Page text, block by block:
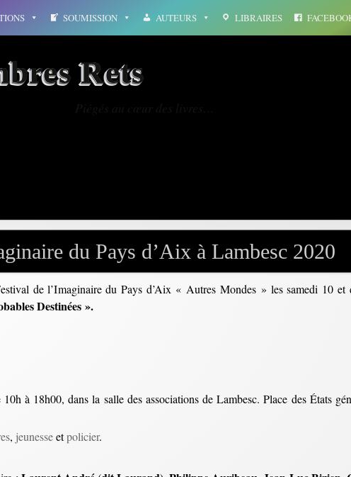
SOUMISSION AUTEURS LIBRAIRES
Rets
du Pays d’Aix à Lambesc 2020
de l’Imaginaire du Pays d’Aix « Autres Mondes » les samedi 10 et
Destinées ».
à 18h00, dans la salle des associations de Lambesc. Place des États
, jeunesseetpolicier.